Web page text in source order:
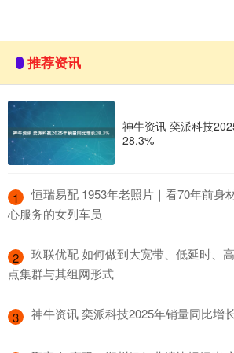
推荐资讯
神牛资讯 奕派科技
28.3%
1
恒瑞易配 1953年老照片｜看70年前身
心服务的女列车员
2
玖联优配 如何做到大宽带、低延时、
点集群与其组网形式
3 神牛资讯 奕派科技2025年销量同比增